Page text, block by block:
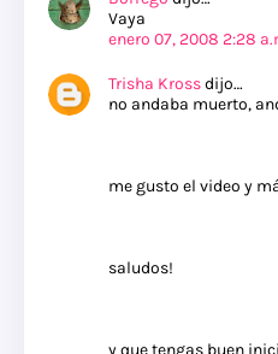
Vaya
enero 07, 2008 2:28
Trisha Krossdijo…
no andaba muerto,
me gusto el video y
saludos!